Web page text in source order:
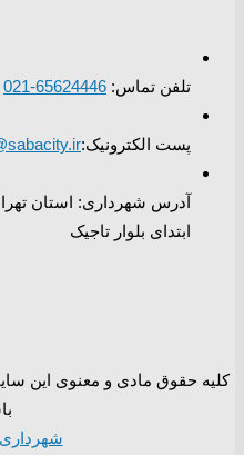
تلفن تماس: 65624446-021
پست الکترونیک:
آدرس شهرداری: استان
ابتدای بلوار تاجیک
کلیه حقوق مادی و معنوی این
شهرداری